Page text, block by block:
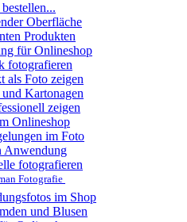
Oberfläche
Produkten
für Onlineshop
fotografieren
als Foto zeigen
Kartonagen
zeigen
Onlineshop
im Foto
Anwendung
fotografieren
Fotografie
im Shop
und Blusen